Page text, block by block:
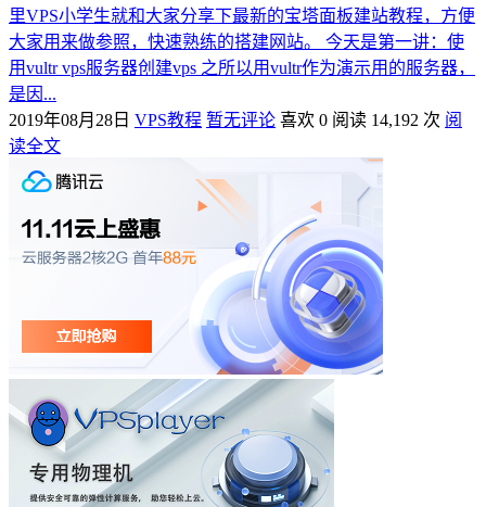
里VPS小学生就和大家分享下最新的宝塔面板建站教程，方便
大家用来做参照，快速熟练的搭建网站。 今天是第一讲：使
用vultr vps服务器创建vps 之所以用vultr作为演示用的服务器，
是因...
2019年08月28日 VPS教程 暂无评论 喜欢 0 阅读 14,192 次 阅
读全文